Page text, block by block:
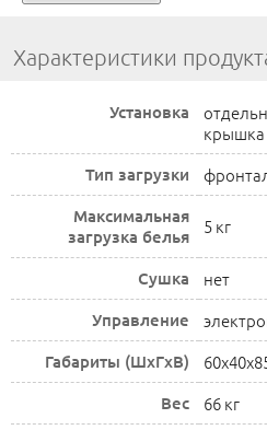
Характеристики
Установка
крышка
Тип загрузки
Максимальная
загрузка белья
5 кг
Сушка нет
Управление
Габариты (ШxГxВ)
Вес 66 кг